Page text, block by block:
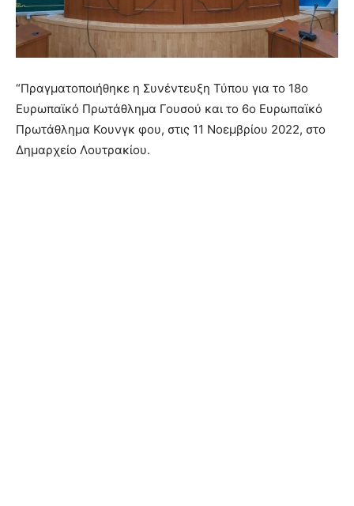
“Πραγματοποιήθηκε η Συνέντευξη Τύπου για το 18ο
Ευρωπαϊκό Πρωτάθλημα Γουσού και το 6ο Ευρωπαϊκό
Πρωτάθλημα Κουνγκ φου, στις 11 Νοεμβρίου 2022, στο
Δημαρχείο Λουτρακίου.